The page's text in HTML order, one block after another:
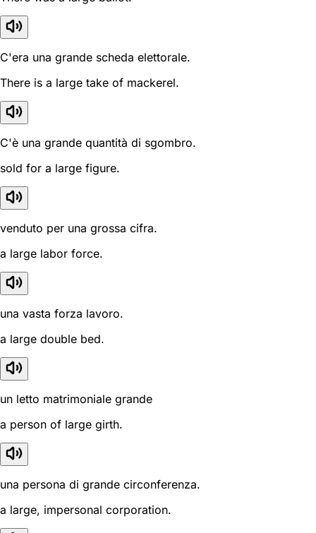
C'era una grande scheda elettorale.
There is a large take of mackerel.
C'è una grande quantità di sgombro.
sold for a large figure.
venduto per una grossa cifra.
a large labor force.
una vasta forza lavoro.
a large double bed.
un letto matrimoniale grande
a person of large girth.
una persona di grande circonferenza.
a large, impersonal corporation.